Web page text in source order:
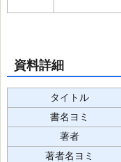
資料詳細
タイトル
書名ヨミ
著者
著者名ヨミ